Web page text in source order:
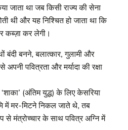
जाता था जब किसी राज्य की सेना
थी और यह निश्चित हो जाता था कि
कब्ज़ा कर लेगी।
बंदी बनने, बलात्कार, गुलामी और
अपनी पवित्रता और मर्यादा की रक्षा
(अंतिम युद्ध) के लिए केसरिया
में मर-मिटने निकल जाते थे, तब
से मंत्रोच्चार के साथ पवित्र अग्नि में